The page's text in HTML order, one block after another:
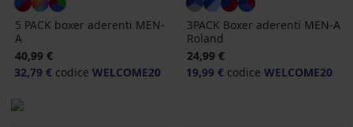
5 PACK boxer aderenti MEN-
A
40,99 €
32,79 € codice WELCOME20
3PACK Boxer aderenti MEN-A
Roland
24,99 €
19,99 € codice WELCOME20